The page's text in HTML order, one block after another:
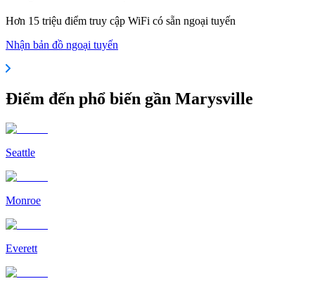
Hơn 15 triệu điểm truy cập WiFi có sẵn ngoại tuyến
Nhận bản đồ ngoại tuyến
Điểm đến phổ biến gần Marysville
Seattle
Monroe
Everett